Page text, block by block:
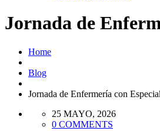
Jornada de
Home
Blog
Jornada de Enfermería con
25 MAYO, 2026
0 COMMENTS